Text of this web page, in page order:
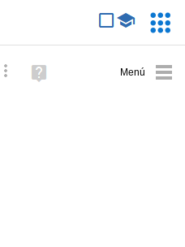
Búsqueda avanzada
Ayuda
(en